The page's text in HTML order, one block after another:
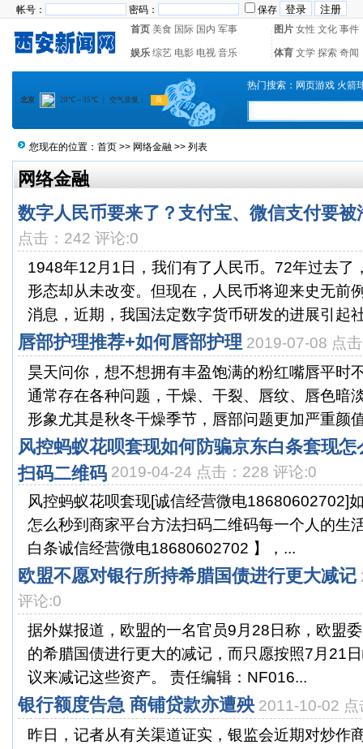
帐号： 密码：
保存
首页 美食 国际 国内 军事 图片 女性 文化 事件
娱乐 综艺 电影 电视 音乐 体育 文学 探索 奇闻
热门搜索： 网页游戏 火箭
您现在的位置： 首页 >> 网络金融 >> 列表
网络金融
数字人民币要来了？支付宝、微信支付要被
点击：242 评论:0
1948年12月1日，我们有了人民币。72年过去了
形态却从未改变。但现在，人民币将迎来史无前
消息，近期，我国法定数字货币研发的进展引起
唇部护理推荐+如何唇部护理 2019-07-08 点
昊天问你，想不想拥有丰盈饱满的粉红嘴唇平时
通常存在各种问题，干燥、干裂、唇纹、唇色暗
形象尤其是秋冬干燥季节，唇部问题更加严重颜
风控蚂蚁花呗套现如何防骗京东白条套现
扫码二维码 2019-04-24 点击：228 评论:0
风控蚂蚁花呗套现[诚信经营微电18680602702]
怎么秒到商家平台方法扫码二维码每一个人的生
白条诚信经营微电18680602702 】，...
欧盟不愿对银行所持希腊国债进行更大减记
评论:0
据外媒报道，欧盟的一名官员9月28日称，欧盟
的希腊国债进行更大的减记，而只愿按照7月21
议来减记这些资产。 责任编辑：NF016...
银行额度告急 商铺贷款亦遭殃 2011-10-02
昨日，记者从有关渠道证实，银监会近期对炒作